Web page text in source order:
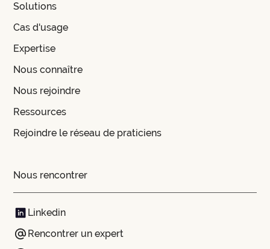
Solutions
Cas d'usage
Expertise
Nous connaître
Nous rejoindre
Ressources
Rejoindre le réseau de praticiens
Nous rencontrer
Linkedin
Rencontrer un expert